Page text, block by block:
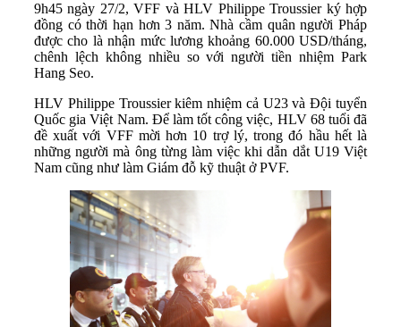
9h45 ngày 27/2, VFF và HLV Philippe Troussier ký hợp
đồng có thời hạn hơn 3 năm. Nhà cầm quân người Pháp
được cho là nhận mức lương khoảng 60.000 USD/tháng,
chênh lệch không nhiều so với người tiền nhiệm Park
Hang Seo.
HLV Philippe Troussier kiêm nhiệm cả U23 và Đội tuyển
Quốc gia Việt Nam. Để làm tốt công việc, HLV 68 tuổi đã
đề xuất với VFF mời hơn 10 trợ lý, trong đó hầu hết là
những người mà ông từng làm việc khi dẫn dắt U19 Việt
Nam cũng như làm Giám đỗ kỹ thuật ở PVF.